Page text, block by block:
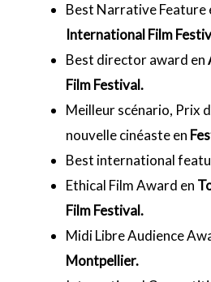
Best Narrative Feature
International Film
Best director award en
Film Festival.
Meilleur scénario, Prix
nouvelle cinéaste en
Best international
Ethical Film Award en
Film Festival.
Midi Libre Audience
Montpellier.